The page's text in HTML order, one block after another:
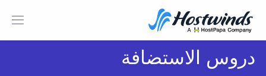
دروس الاستضافة